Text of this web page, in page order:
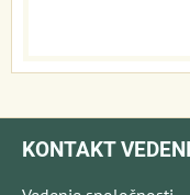
KONTAKT